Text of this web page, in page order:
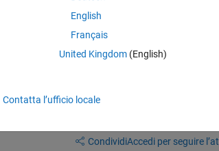
CondividiAccedi per seguire
English
Français
United Kingdom(English)
Contatta l’ufficio locale